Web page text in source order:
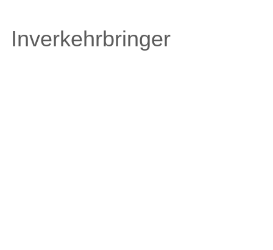
Inverkehrbringer